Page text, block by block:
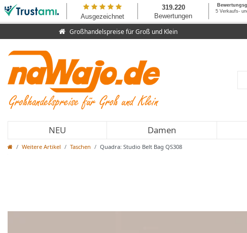
Großhandelspreise für Groß und Klein
NEU Damen
Weitere Artikel Taschen Quadra: Studio Belt Bag QS308